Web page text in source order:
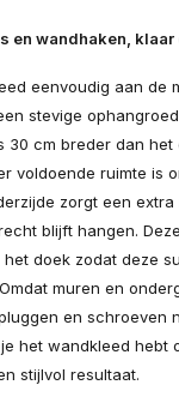
en wandhaken, klaar
eenvoudig aan de
stevige
30 cm breder dan het
voldoende ruimte is
zorgt een
blijft hangen.
doek zodat deze
muren en
en schroeven
het wandkleed hebt
stijlvol resultaat.